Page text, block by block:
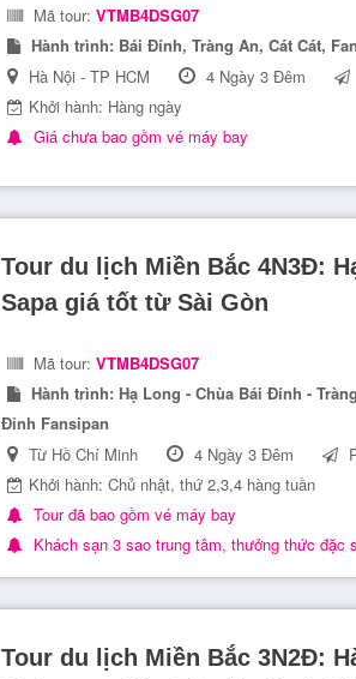
Mã tour: VTMB4DSG07
Hành trình: Bái Đính, Tràng An, Cát Cát,
Hà Nội - TP HCM
4 Ngày 3 Đêm
Khởi hành: Hàng ngày
Giá chưa bao gồm vé máy bay
Tour du lịch Miền Bắc 4N3Đ:
Sapa giá tốt từ Sài Gòn
Mã tour: VTMB4DSG07
Hành trình: Hạ Long - Chùa Bái Đính -
Đỉnh Fansipan
Từ Hồ Chí Minh
4 Ngày 3 Đêm
Khởi hành: Chủ nhật, thứ 2,3,4 hàng tuần
Tour đã bao gồm vé máy bay
Khách sạn 3 sao trung tâm, thưởng thức đặc
Tour du lịch Miền Bắc 3N2Đ: